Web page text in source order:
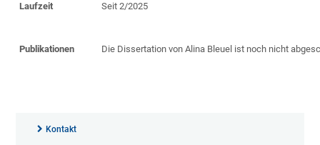
Laufzeit Seit 2/2025
Publikationen Die Dissertation von Alina Bleuel ist noch nicht
Kontakt